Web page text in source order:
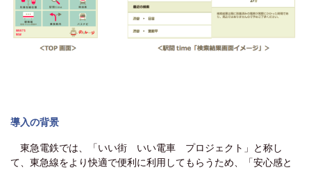
導入の背景
東急電鉄では、「いい街 いい電車 プロジェクト」と称し
て、東急線をより快適で便利に利用してもらうため、「安心感と